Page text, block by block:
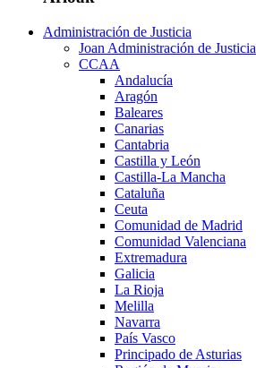
Administración de Justicia
Joan Administración de Justicia
CCAA
Andalucía
Aragón
Baleares
Canarias
Cantabria
Castilla y León
Castilla-La Mancha
Cataluña
Ceuta
Comunidad de Madrid
Comunidad Valenciana
Extremadura
Galicia
La Rioja
Melilla
Navarra
País Vasco
Principado de Asturias